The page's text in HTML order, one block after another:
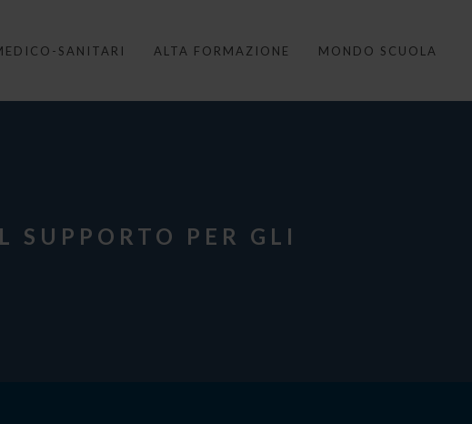
SANITARI ALTA FORMAZIONE MONDO SCUOLA
SUPPORTO PER GLI